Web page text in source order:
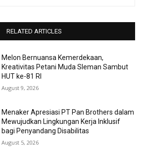
RELATED ARTICLES
Melon Bernuansa Kemerdekaan,
Kreativitas Petani Muda Sleman Sambut
HUT ke-81 RI
August 9, 2026
Menaker Apresiasi PT Pan Brothers dalam
Mewujudkan Lingkungan Kerja Inklusif
bagi Penyandang Disabilitas
August 5, 2026